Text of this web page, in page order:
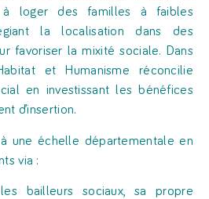
à loger des familles à faibles
la localisation dans des
favoriser la mixité sociale. Dans
et Humanisme réconcilie
en investissant les bénéfices
d’insertion.
une échelle départementale en
via :
bailleurs sociaux, sa propre